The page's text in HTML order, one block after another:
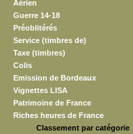
Aérien
Guerre 14-18
Préoblitérés
Service (timbres de)
Taxe (timbres)
Colis
Emission de Bordeaux
Vignettes LISA
Patrimoine de France
Riches heures de France
Classement par catégorie